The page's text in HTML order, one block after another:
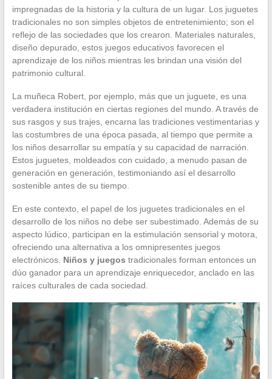
impregnadas de la historia y la cultura de un lugar. Los juguetes
tradicionales no son simples objetos de entretenimiento; son el
reflejo de las sociedades que los crearon. Materiales naturales,
diseño depurado, estos juegos educativos favorecen el
aprendizaje de los niños mientras les brindan una visión del
patrimonio cultural.
La muñeca Robert, por ejemplo, más que un juguete, es una
verdadera institución en ciertas regiones del mundo. A través de
sus rasgos y sus trajes, encarna las tradiciones vestimentarias y
las costumbres de una época pasada, al tiempo que permite a
los niños desarrollar su empatía y su capacidad de narración.
Estos juguetes, moldeados con cuidado, a menudo pasan de
generación en generación, testimoniando así el desarrollo
sostenible antes de su tiempo.
En este contexto, el papel de los juguetes tradicionales en el
desarrollo de los niños no debe ser subestimado. Además de su
aspecto lúdico, participan en la estimulación sensorial y motora,
ofreciendo una alternativa a los omnipresentes juegos
electrónicos. Niños y juegos tradicionales forman entonces un
dúo ganador para un aprendizaje enriquecedor, anclado en las
raíces culturales de cada sociedad.